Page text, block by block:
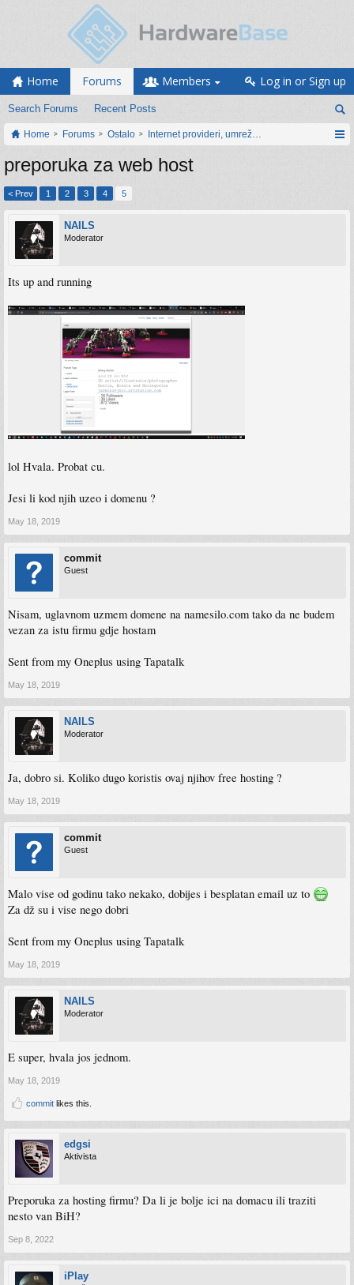
Home Forums
Search Forums Recent Posts
Members Log in or Sign up
Home Forums Ostalo Internet provideri, umrežavanje i web servisi
preporuka za web host
< Prev 1 2 3 4 5
NAILS
Moderator
Its up and running
lol Hvala. Probat cu.
Jesi li kod njih uzeo i domenu ?
May 18, 2019
commit
Guest
Nisam, uglavnom uzmem domene na namesilo.com tako da ne budem
vezan za istu firmu gdje hostam
Sent from my Oneplus using Tapatalk
May 18, 2019
NAILS
Moderator
Ja, dobro si. Koliko dugo koristis ovaj njihov free hosting ?
May 18, 2019
commit
Guest
Malo vise od godinu tako nekako, dobijes i besplatan email uz to
Za dž su i vise nego dobri
Sent from my Oneplus using Tapatalk
May 18, 2019
NAILS
Moderator
E super, hvala jos jednom.
May 18, 2019
commit likes this.
edgsi
Aktivista
Preporuka za hosting firmu? Da li je bolje ici na domacu ili traziti
nesto van BiH?
Sep 8, 2022
iPlay